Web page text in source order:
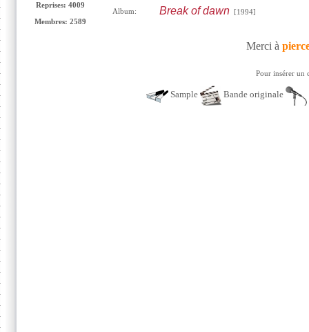
Reprises: 4009
Membres: 2589
Album: Break of dawn[1994]
Merci à
Pour insérer un
Sample Bande originale